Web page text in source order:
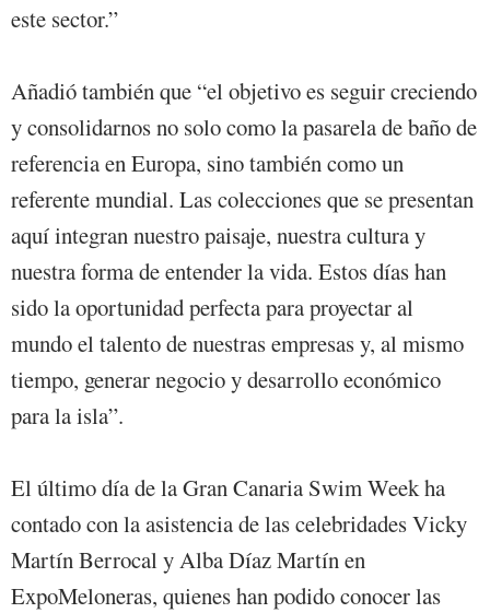
este sector.”
Añadió también que “el objetivo es seguir creciendo
y consolidarnos no solo como la pasarela de baño de
referencia en Europa, sino también como un
referente mundial. Las colecciones que se presentan
aquí integran nuestro paisaje, nuestra cultura y
nuestra forma de entender la vida. Estos días han
sido la oportunidad perfecta para proyectar al
mundo el talento de nuestras empresas y, al mismo
tiempo, generar negocio y desarrollo económico
para la isla”.
El último día de la Gran Canaria Swim Week ha
contado con la asistencia de las celebridades Vicky
Martín Berrocal y Alba Díaz Martín en
ExpoMeloneras, quienes han podido conocer las